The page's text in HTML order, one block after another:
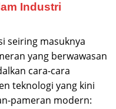
Industri
seiring masuknya
yang berwawasan
cara-cara
teknologi yang kini
pameran modern: